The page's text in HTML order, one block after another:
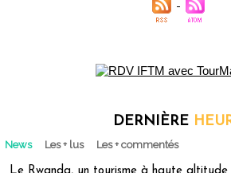
DERNIÈRE
News Les + lus Les + commentés